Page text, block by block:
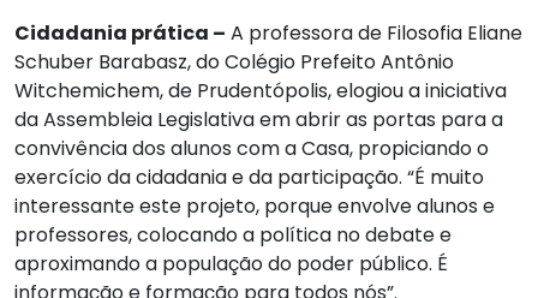
Cidadania prática – A professora de Filosofia Eliane
Schuber Barabasz, do Colégio Prefeito Antônio
Witchemichem, de Prudentópolis, elogiou a iniciativa
da Assembleia Legislativa em abrir as portas para a
convivência dos alunos com a Casa, propiciando o
exercício da cidadania e da participação. “É muito
interessante este projeto, porque envolve alunos e
professores, colocando a política no debate e
aproximando a população do poder público. É